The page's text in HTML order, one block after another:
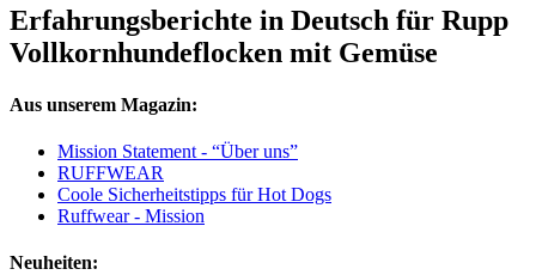
Erfahrungsberichte in Deutsch für Rupp
Vollkornhundeflocken mit Gemüse
Aus unserem Magazin:
Mission Statement - “Über uns”
RUFFWEAR
Coole Sicherheitstipps für Hot Dogs
Ruffwear - Mission
Neuheiten: